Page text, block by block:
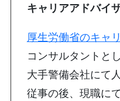
キャリアアドバイ
厚生労働省のキャ
コンサルタントと
大手警備会社にて
従事の後、現職に